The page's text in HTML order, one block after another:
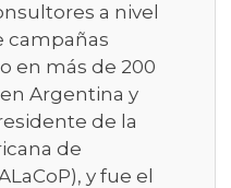
a nivel
campañas
en más de 200
Argentina y
de la
de
y fue el